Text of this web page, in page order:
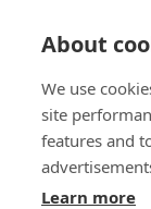
About
We use
site
features and
Learn more